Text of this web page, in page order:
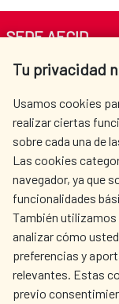
Tu privacidad
Usamos cookies
realizar ciertas
sobre cada una de
Las cookies
navegador, ya que
funcionalidades
También utilizamos
analizar cómo
preferencias y
relevantes. Estas
previo
SEDE AECID
Av. Reyes Católicos
LA AECID
ACCIÓN
CULTURA Y